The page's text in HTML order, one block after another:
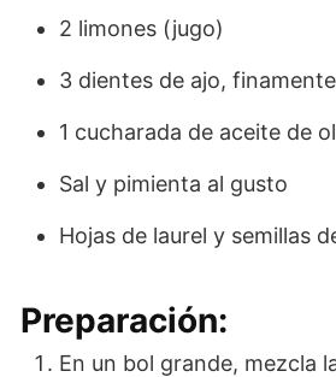
2 limones (jugo)
3 dientes de ajo,
1 cucharada de aceite de
Sal y pimienta al gusto
Hojas de laurel y semillas
Preparación:
En un bol grande, mezcla